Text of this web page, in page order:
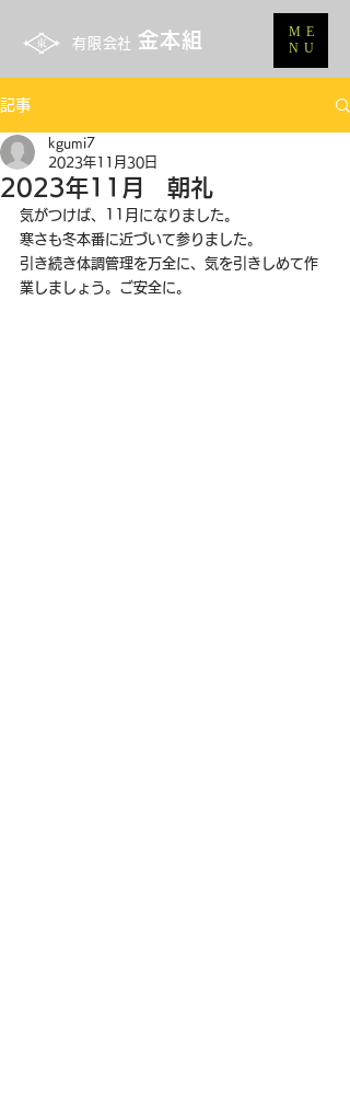
有限会社 金本組
ME
NU
記事
2023年11月 朝礼
kgumi7
2023年11月30日
気がつけば、11月になりました。
寒さも冬本番に近づいて参りました。
引き続き体調管理を万全に、気を引きしめて作
業しましょう。ご安全に。